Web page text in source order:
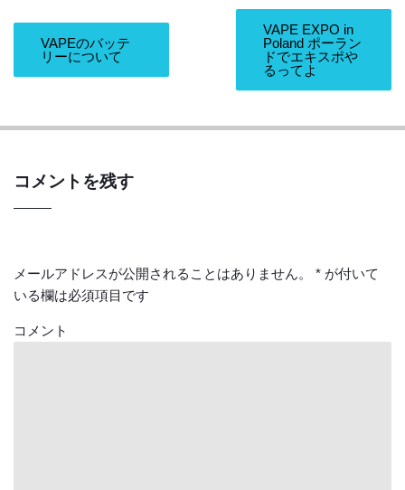
VAPEのバッテ
リーについて
VAPE EXPO in
Poland ポーラン
ドでエキスポや
るってよ
コメントを残す
メールアドレスが公開されることはありません。 * が付いて
いる欄は必須項目です
コメント